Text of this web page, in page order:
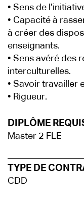
• Sens de
• Capacité à
à créer des
enseignants.
• Sens avéré des
interculturelles.
• Savoir travailler
• Rigueur.
DIPLÔME
Master 2 FLE
TYPE DE
CDD